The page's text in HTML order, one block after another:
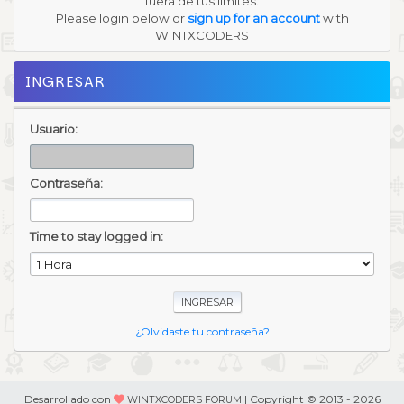
Please login below or sign up for an accountwith
WINTXCODERS
INGRESAR
Usuario:
Contraseña:
Time to stay logged in:
¿Olvidaste tu contraseña?
Desarrollado con WINTXCODERS FORUM | Copyright © 2013 - 2026